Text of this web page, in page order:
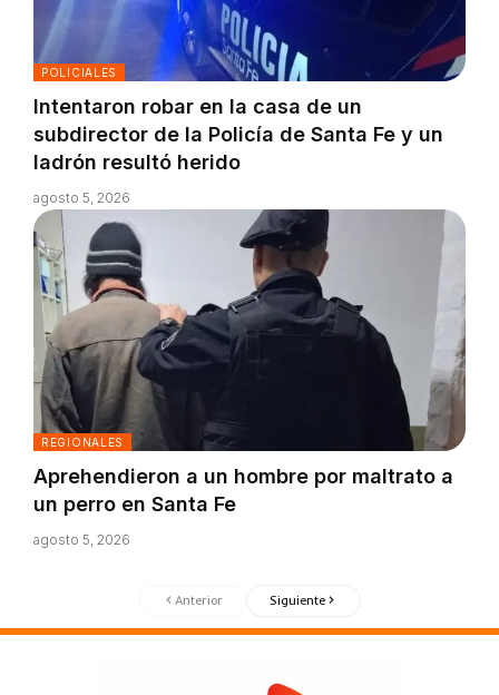
POLICIALES
Intentaron robar en la casa de un
subdirector de la Policía de Santa Fe y un
ladrón resultó herido
agosto 5, 2026
REGIONALES
Aprehendieron a un hombre por maltrato a
un perro en Santa Fe
agosto 5, 2026
Anterior Siguiente